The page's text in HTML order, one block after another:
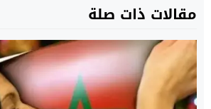
مقالات ذات صلة